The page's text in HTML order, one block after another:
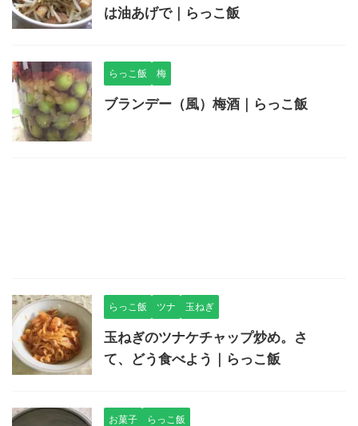
は油あげで｜らっこ飯
らっこ飯 梅
ブランデー（風）梅酒｜らっこ飯
らっこ飯 ツナ 玉ねぎ
玉ねぎのツナケチャップ炒め。さ
て、どう食べよう｜らっこ飯
お菓子 らっこ飯